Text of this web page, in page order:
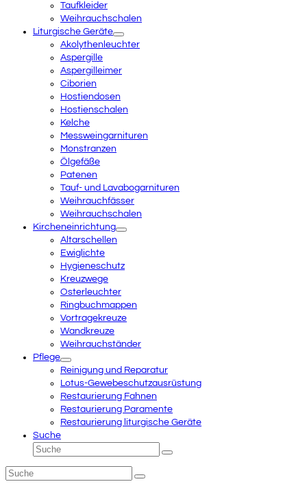
Taufkleider
Weihrauchschalen
Liturgische Geräte
Akolythenleuchter
Aspergille
Aspergilleimer
Ciborien
Hostiendosen
Hostienschalen
Kelche
Messweingarnituren
Monstranzen
Ölgefäße
Patenen
Tauf- und Lavabogarnituren
Weihrauchfässer
Weihrauchschalen
Kircheneinrichtung
Altarschellen
Ewiglichte
Hygieneschutz
Kreuzwege
Osterleuchter
Ringbuchmappen
Vortragekreuze
Wandkreuze
Weihrauchständer
Pflege
Reinigung und Reparatur
Lotus-Gewebeschutzausrüstung
Restaurierung Fahnen
Restaurierung Paramente
Restaurierung liturgische Geräte
Suche
Suche
Senden
Suche
Senden